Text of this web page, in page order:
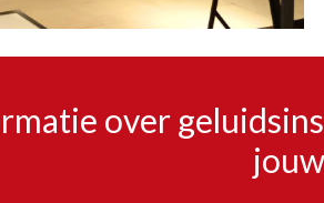
over